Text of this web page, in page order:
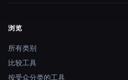
Site navigation
浏览
所有类别
比较工具
按受众分类的工具